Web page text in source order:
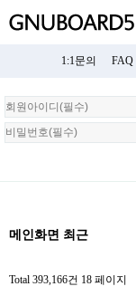
1:1문의 FAQ
회
원
로
메인화면 최근
Total 393,166건 18 페이지